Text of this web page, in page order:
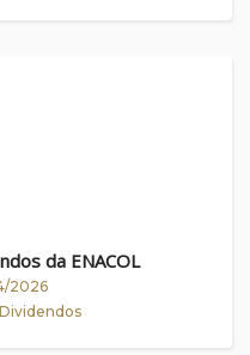
da ENACOL
2026